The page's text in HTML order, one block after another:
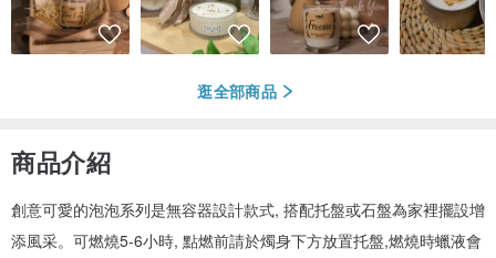
逛全部商品
商品介紹
創意可愛的泡泡系列是無容器設計款式, 搭配托盤或石盤為家裡擺設增
添風采。可燃燒5-6小時, 點燃前請於燭身下方放置托盤,燃燒時蠟液會